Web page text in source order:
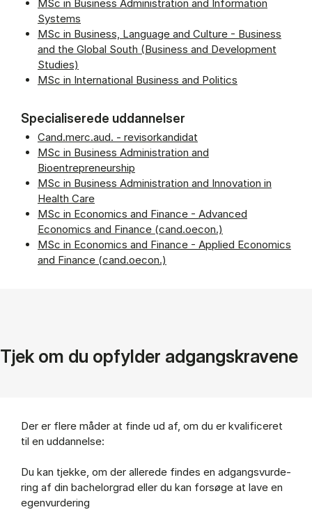
MSc in Business Administration and Information
Systems
MSc in Business, Language and Culture - Business
and the Global South (Business and Development
Studies)
MSc in International Business and Politics
Specialiserede uddannelser
Cand.merc.aud. - revisorkandidat
MSc in Business Administration and
Bioentrepreneurship
MSc in Business Administration and Innovation in
Health Care
MSc in Economics and Finance - Advanced
Economics and Finance (cand.oecon.)
MSc in Economics and Finance - Applied Economics
and Finance (cand.oecon.)
Tjek om du op­fylder adgang­skravene
Der er fle­re må­der at fin­de ud af, om du er kva­li­fi­ce­ret
til en ud­dan­nel­se:
Du kan tjek­ke, om der al­le­re­de fin­des en ad­gangs­vur­de­
ring af din ba­chel­or­grad el­ler du kan for­sø­ge at lave en
egen­vur­de­ring